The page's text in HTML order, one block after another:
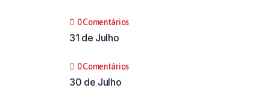
0 Comentários
31 de Julho
0 Comentários
30 de Julho